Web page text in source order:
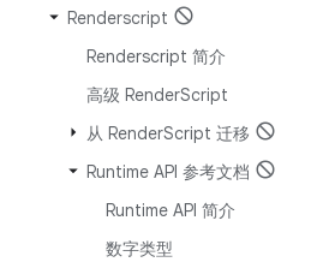
Renderscript
Renderscript 简介
高级 RenderScript
从 RenderScript 迁移
Runtime API 参考文档
Runtime API 简介
数字类型